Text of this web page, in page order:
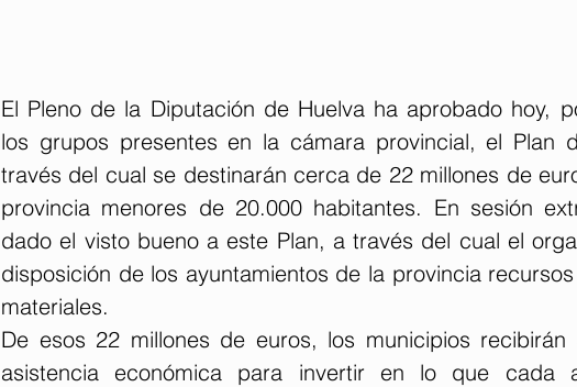
El Pleno de la Diputación de Huelva ha aprobado hoy,
los grupos presentes en la cámara provincial, el Plan
través del cual se destinarán cerca de 22 millones de
provincia menores de 20.000 habitantes. En sesión
dado el visto bueno a este Plan, a través del cual el
disposición de los ayuntamientos de la provincia
materiales.
De esos 22 millones de euros, los municipios
asistencia económica para invertir en lo que cada